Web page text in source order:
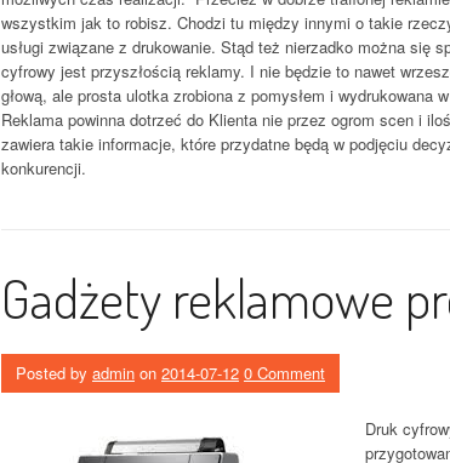
wszystkim jak to robisz. Chodzi tu między innymi o takie
usługi związane z drukowanie. Stąd też nierzadko można się
cyfrowy jest przyszłością reklamy. I nie będzie to nawet
głową, ale prosta ulotka zrobiona z pomysłem i wydrukowana
Reklama powinna dotrzeć do Klienta nie przez ogrom scen i
zawiera takie informacje, które przydatne będą w podjęciu
konkurencji.
Gadżety reklamowe
Posted by admin on 2014-07-12 0 Comment
Druk